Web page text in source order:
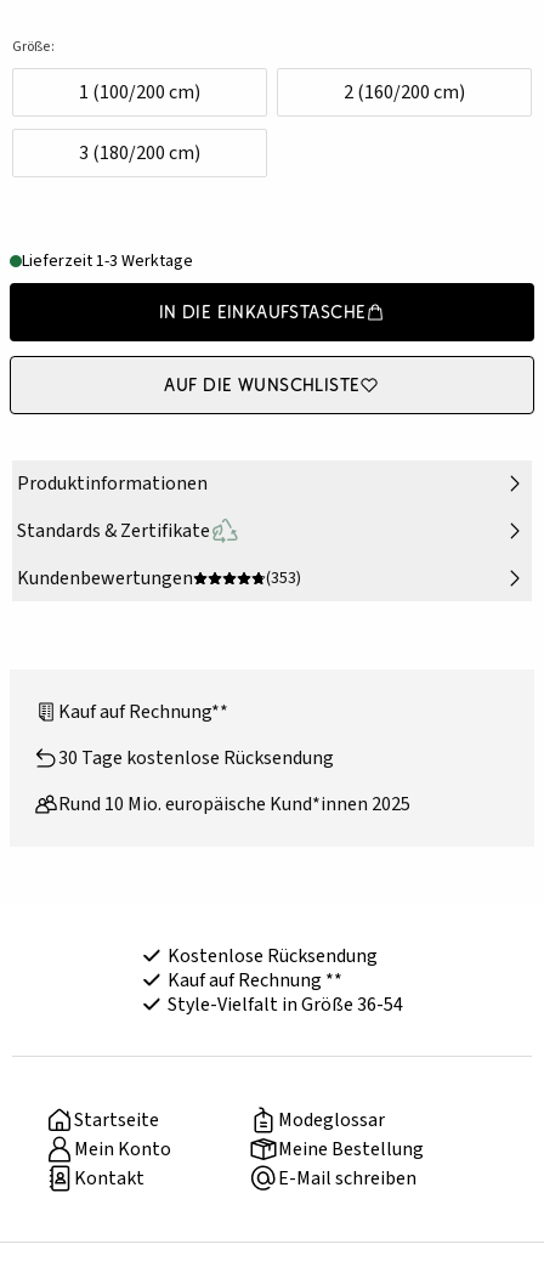
Größe:
1 (100/200 cm) 2 (160/200 cm)
3 (180/200 cm)
Lieferzeit 1-3 Werktage
In die Einkaufstasche
Auf die Wunschliste
Produktinformationen
Standards & Zertifikate
Kundenbewertungen
(353)
Kauf auf Rechnung**
30 Tage kostenlose Rücksendung
Rund 10 Mio. europäische Kund*innen 2025
Kostenlose Rücksendung
Kauf auf Rechnung **
Style-Vielfalt in Größe 36-54
Startseite
Modeglossar
Mein Konto
Meine Bestellung
Kontakt
E-Mail schreiben